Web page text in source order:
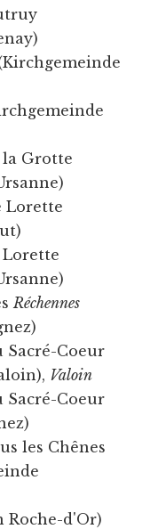
la Grotte
Lorette
Lorette
Réchennes
Sacré-Coeur
Valoin
Sacré-Coeur
les Chênes
Roche-d'Or)